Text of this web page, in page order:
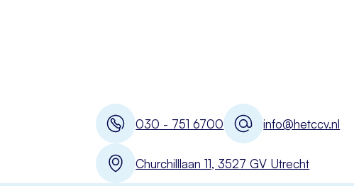
030 - 751 6700 info@hetccv.nl
Churchilllaan 11, 3527 GV Utrecht